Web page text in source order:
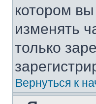
котором
изменять
только
Вернуться к